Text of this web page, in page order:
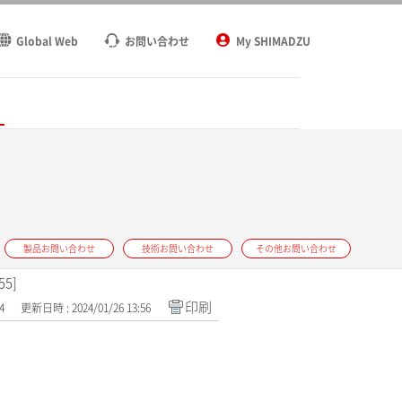
Global Web お問い合わせ My SHIMADZU
製品お問い合わせ 技術お問い合わせ その他お問い合わせ
更新日時 : 2024/01/26 13:56 印刷